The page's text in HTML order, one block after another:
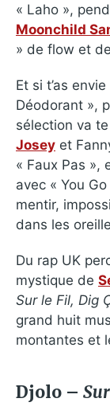
« Laho »,
Moonchild
» de flow et
Et si t’as
Déodorant »,
sélection va
Josey et
« Faux Pas »,
avec « You
mentir,
dans les
Du rap UK
mystique de
Sur le Fil, Dig
grand huit
montantes et
Djolo –